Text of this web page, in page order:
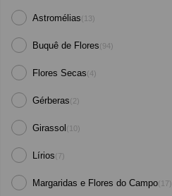
Astromélias(13)
Buquê de Flores(94)
Flores Secas(4)
Gérberas(2)
Girassol (10)
Lírios(7)
Margaridas e Flores do Campo(17)